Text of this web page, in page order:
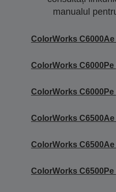
manualul
ColorWorks C6000Ae
ColorWorks C6000Pe
ColorWorks C6000Pe
ColorWorks C6500Ae
ColorWorks C6500Ae
ColorWorks C6500Pe